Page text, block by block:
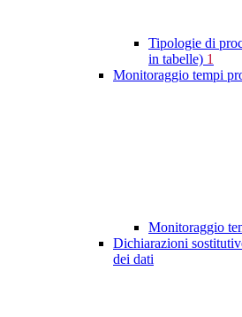
Tipologie di
in tabelle) 1
Monitoraggio tempi
Monitoraggio
Dichiarazioni
dei dati